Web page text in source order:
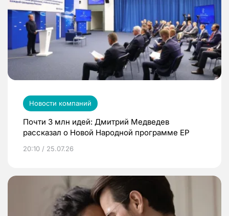
Новости компаний
Почти 3 млн идей: Дмитрий Медведев
рассказал о Новой Народной программе ЕР
20:10 / 25.07.26